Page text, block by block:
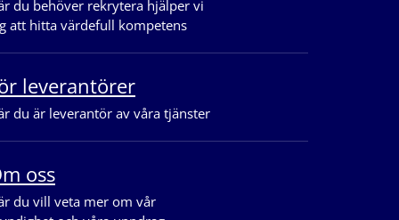
du behöver rekrytera hjälper vi
att hitta värdefull kompetens
leverantörer
du är leverantör av våra tjänster
oss
du vill veta mer om vår